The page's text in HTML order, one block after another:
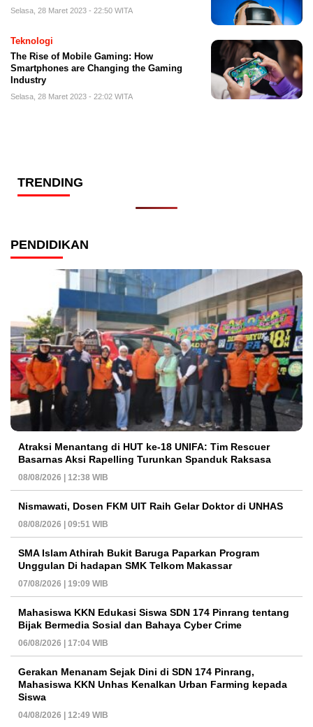
Selasa, 28 Maret 2023 - 22:50 WITA
Teknologi
The Rise of Mobile Gaming: How
Smartphones are Changing the Gaming
Industry
Selasa, 28 Maret 2023 - 22:02 WITA
TRENDING
PENDIDIKAN
Atraksi Menantang di HUT ke-18 UNIFA: Tim Rescuer
Basarnas Aksi Rapelling Turunkan Spanduk Raksasa
08/08/2026 | 12:38 WIB
Nismawati, Dosen FKM UIT Raih Gelar Doktor di UNHAS
08/08/2026 | 09:51 WIB
SMA Islam Athirah Bukit Baruga Paparkan Program
Unggulan Di hadapan SMK Telkom Makassar
07/08/2026 | 19:09 WIB
Mahasiswa KKN Edukasi Siswa SDN 174 Pinrang tentang
Bijak Bermedia Sosial dan Bahaya Cyber Crime
06/08/2026 | 17:04 WIB
Gerakan Menanam Sejak Dini di SDN 174 Pinrang,
Mahasiswa KKN Unhas Kenalkan Urban Farming kepada
Siswa
04/08/2026 | 12:49 WIB